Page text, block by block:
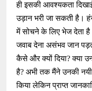
ही इसकी आवश्यकता
उड़ान भरी जा सकती है।
में सोचने के लिए भेज देता
जवाब देना असंभव जान
कैसे और क्यों दिया? क्या
है? अभी तक मैंने उनकी
किया लेकिन प्राप्त